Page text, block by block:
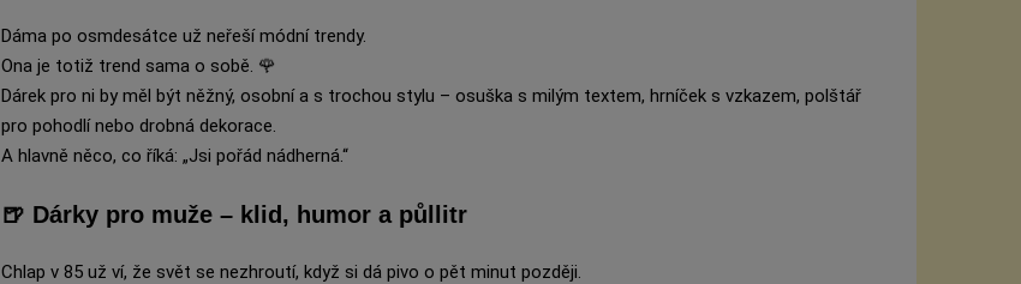
Dáma po osmdesátce už neřeší módní trendy.
Ona je totiž trend sama o sobě. 🌹
Dárek pro ni by měl být něžný, osobní a s trochou stylu – osuška s milým textem, hrníček s vzkazem, polštář
pro pohodlí nebo drobná dekorace.
A hlavně něco, co říká: „Jsi pořád nádherná.“
🍺 Dárky pro muže – klid, humor a půllitr
Chlap v 85 už ví, že svět se nezhroutí, když si dá pivo o pět minut později.